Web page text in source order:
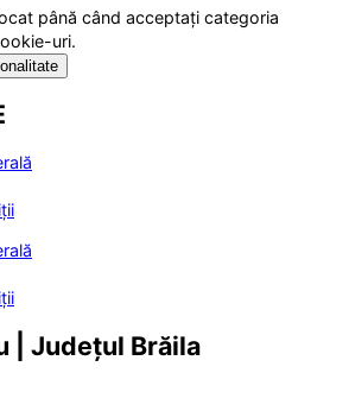
până când acceptați categoria
uri.
| Județul Brăila